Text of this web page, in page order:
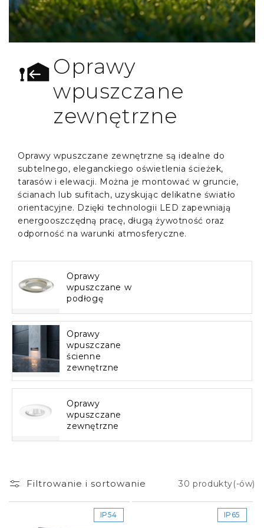
Oprawy
wpuszczane
zewnętrzne
Oprawy wpuszczane zewnętrzne są idealne do
subtelnego, eleganckiego oświetlenia ścieżek,
tarasów i elewacji. Można je montować w gruncie,
ścianach lub sufitach, uzyskując delikatne światło
orientacyjne. Dzięki technologii LED zapewniają
energooszczędną pracę, długą żywotność oraz
odporność na warunki atmosferyczne.
Oprawy
wpuszczane w
podłogę
Oprawy
wpuszczane
ścienne
zewnętrzne
Oprawy
wpuszczane
zewnętrzne
Filtrowanie i sortowanie 30 produkty(-ów)
IP54 IP65